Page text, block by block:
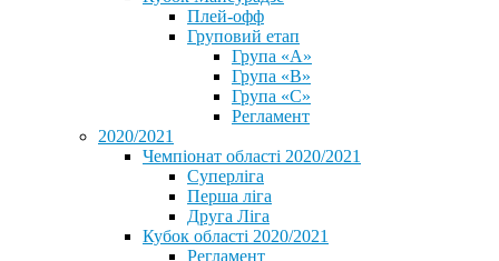
Плей-офф
Груповий етап
Група «А»
Група «B»
Група «C»
Регламент
2020/2021
Чемпіонат області 2020/2021
Суперліга
Перша ліга
Друга Ліга
Кубок області 2020/2021
Регламент